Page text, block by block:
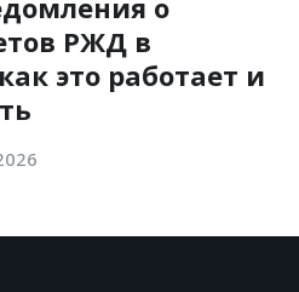
РЖД в
это работает и